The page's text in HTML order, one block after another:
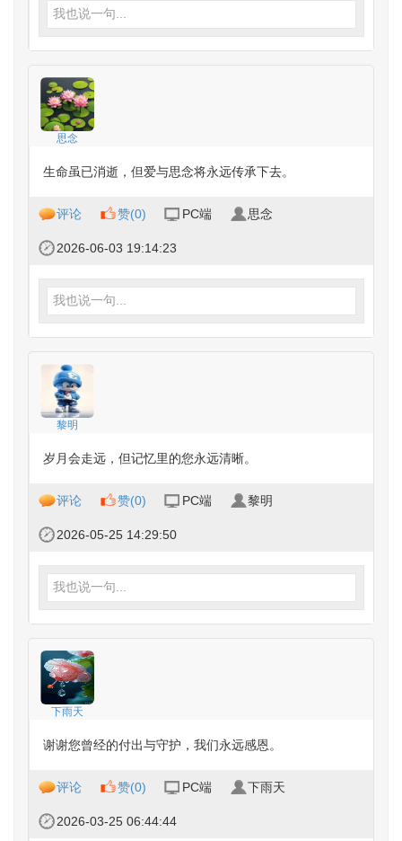
我也说一句...
思念
生命虽已消逝，但爱与思念将永远传承下去。
评论 赞(0) PC端 思念
2026-06-03 19:14:23
我也说一句...
黎明
岁月会走远，但记忆里的您永远清晰。
评论 赞(0) PC端 黎明
2026-05-25 14:29:50
我也说一句...
下雨天
谢谢您曾经的付出与守护，我们永远感恩。
评论 赞(0) PC端 下雨天
2026-03-25 06:44:44